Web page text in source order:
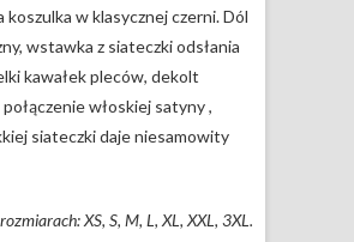
koszulka w klasycznej czerni. Dól
wstawka z siateczki odsłania
kawałek pleców, dekolt
włoskiej satyny ,
siateczki daje niesamowity
XS, S, M, L, XL, XXL, 3XL.